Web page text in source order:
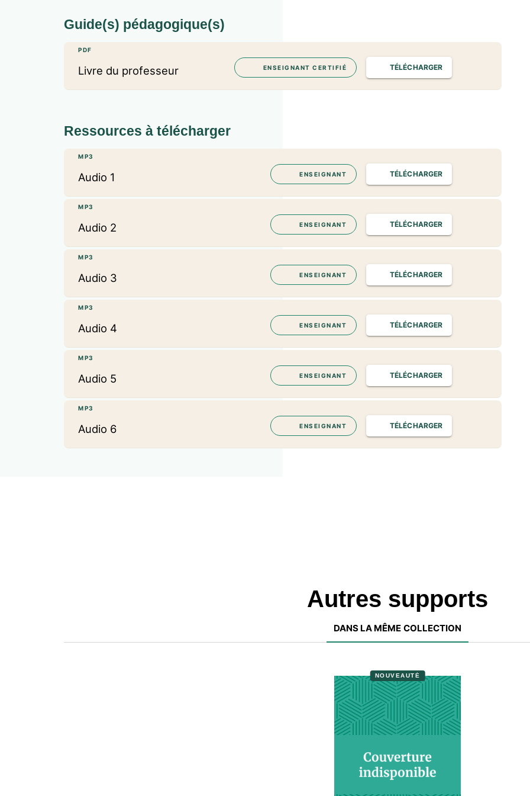
Guide(s) pédagogique(s)
PDF
Livre du professeur ENSEIGNANT CERTIFIÉ TÉLÉCHARGER
Ressources à télécharger
MP3
Audio 1 ENSEIGNANT TÉLÉCHARGER
MP3
Audio 2 ENSEIGNANT TÉLÉCHARGER
MP3
Audio 3 ENSEIGNANT TÉLÉCHARGER
MP3
Audio 4 ENSEIGNANT TÉLÉCHARGER
MP3
Audio 5 ENSEIGNANT TÉLÉCHARGER
MP3
Audio 6 ENSEIGNANT TÉLÉCHARGER
Autres supports
DANS LA MÊME COLLECTION
NOUVEAUTÉ